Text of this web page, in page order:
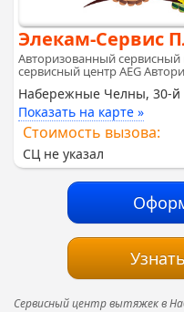
Элекам-Сервис
Авторизованный
сервисный центр AEG
Набережные Челны, 30-й
Показать на карте »
Стоимость вызова:
СЦ не указал
Сервисный центр вытяжек в